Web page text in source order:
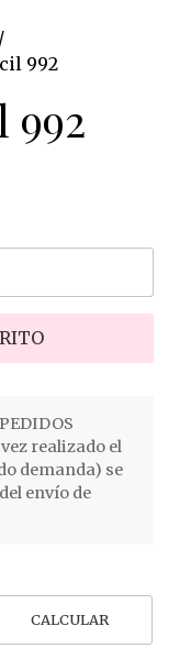
992
992
realizado el
demanda) se
envío de
CALCULAR